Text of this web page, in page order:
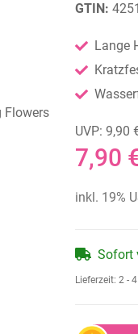
GTIN:
Lange
UVP: 9,90
7,90
inkl. 19%
Sofort
Lieferzeit: 2 -